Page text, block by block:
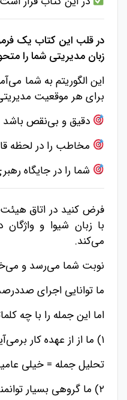
در قلب این کتاب یک
زبان مدیریتی شما را
این الگوریتم به شما
برای هر موقعیت
دقیق و بی‌نقص باشد
مخاطب را در لحظه
شما را در جایگاه
فرض کنید در اتاق
با زبان شیوا و
می‌کند.
نوبت شما می‌رسد و
ما توانایی اجرای
اما این جمله را با چه
۱) ما از از عهده کار برمی‌آییم؟
تحلیل جمله = خیلی
۲) ما گروهی بسیار توانمندیم؟